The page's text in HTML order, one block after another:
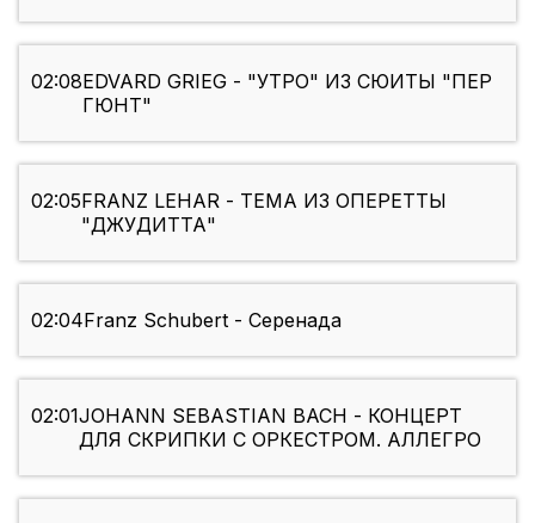
02:08EDVARD GRIEG - "УТРО" ИЗ СЮИТЫ "ПЕР
ГЮНТ"
02:05FRANZ LEHAR - ТЕМА ИЗ ОПЕРЕТТЫ
"ДЖУДИТТА"
02:04Franz Schubert - Серенада
02:01JOHANN SEBASTIAN BACH - КОНЦЕРТ
ДЛЯ СКРИПКИ С ОРКЕСТРОМ. АЛЛЕГРО